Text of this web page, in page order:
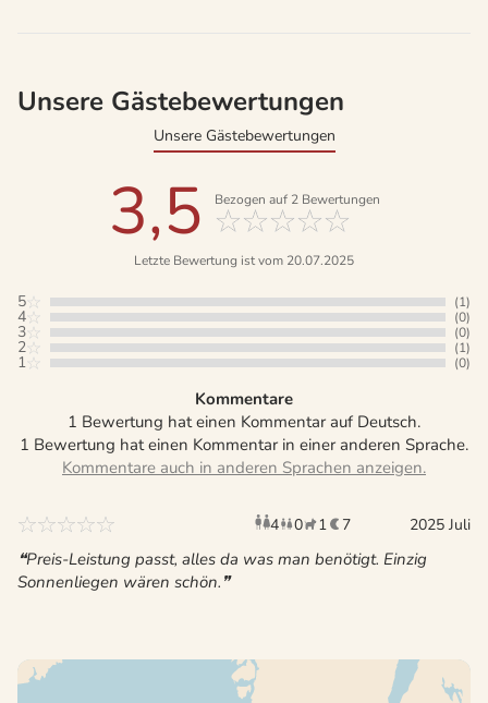
Unsere Gästebewertungen
Unsere Gästebewertungen
3,5 Bezogen auf 2Bewertungen
Letzte Bewertung ist vom 20.07.2025
5 (1)
4 (0)
3 (0)
2 (1)
1 (0)
Kommentare
1 Bewertung hat einen Kommentar auf Deutsch.
1 Bewertung hat einen Kommentar in einer anderen Sprache.
4 Erwachsene
0 Kinder
1 Haustier
7 2025 Juli
Preis-Leistung passt, alles da was man benötigt. Einzig
Sonnenliegen wären schön.